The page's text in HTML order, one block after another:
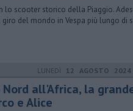
lo scooter storico della Piaggio.
giro del mondo in Vespa più lungo di
LUNEDÌ 12 AGOSTO 2024
Nord all'Africa, la
e Alice